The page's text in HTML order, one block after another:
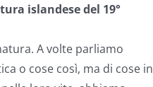
islandese del 19°
A volte parliamo
o cose così, ma di cose in